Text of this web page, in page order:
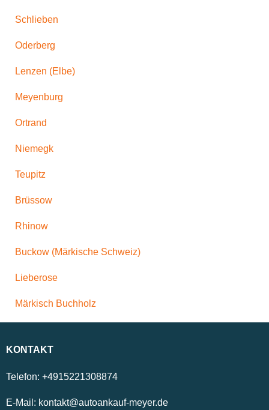
Schlieben
Oderberg
Lenzen (Elbe)
Meyenburg
Ortrand
Niemegk
Teupitz
Brüssow
Rhinow
Buckow (Märkische Schweiz)
Lieberose
Märkisch Buchholz
KONTAKT
Telefon: +4915221308874
E-Mail: kontakt@autoankauf-meyer.de